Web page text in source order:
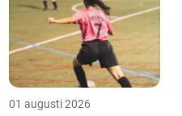
01 augusti 2026